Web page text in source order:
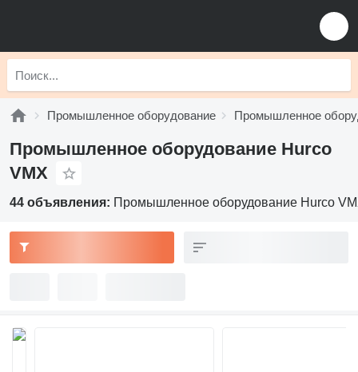
Промышленное оборудование Промышленное
Промышленное оборудование Hurco
VMX
44 объявления: Промышленное оборудование Hurco